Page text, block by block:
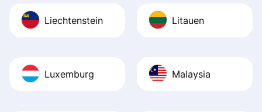
Liechtenstein Litauen
Luxemburg Malaysia